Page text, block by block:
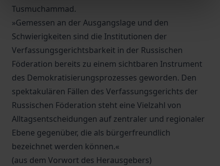
Tusmuchammad.
»Gemessen an der Ausgangslage und den
Schwierigkeiten sind die Institutionen der
Verfassungsgerichtsbarkeit in der Russischen
Föderation bereits zu einem sichtbaren Instrument
des Demokratisierungsprozesses geworden. Den
spektakulären Fällen des Verfassungsgerichts der
Russischen Föderation steht eine Vielzahl von
Alltagsentscheidungen auf zentraler und regionaler
Ebene gegenüber, die als bürgerfreundlich
bezeichnet werden können.«
(aus dem Vorwort des Herausgebers)